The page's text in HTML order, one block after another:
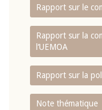
Rapport sur le
Rapport sur la
l‘UEMOA
Rapport sur la
Note thématique